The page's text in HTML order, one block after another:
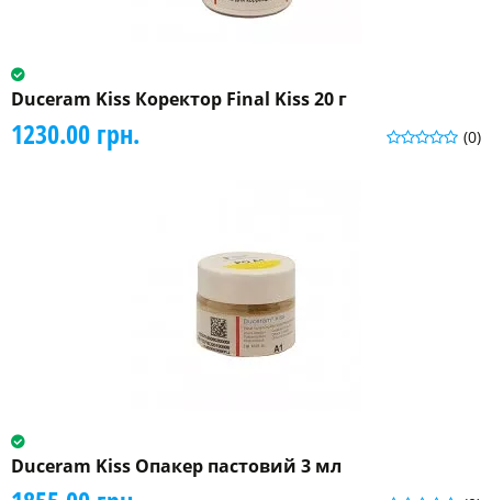
Duceram Kiss Коректор Final Kiss 20 г
(0)
1230.00 грн.
Duceram Kiss Опакер пастовий 3 мл